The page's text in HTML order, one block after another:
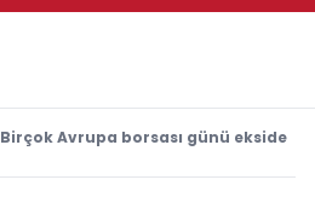
Birçok Avrupa borsası günü ekside